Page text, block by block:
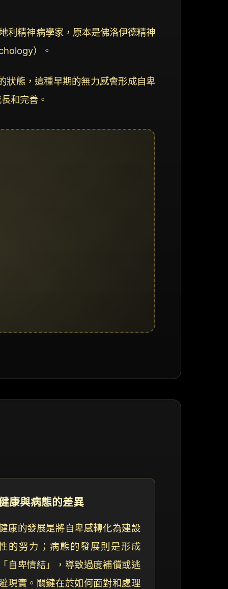
利精神病學家，原本是佛洛伊德精神
）。
狀態，這種早期的無力感會形成自卑
和完善。
康與病態的差異
康的發展是將自卑感轉化為建設
的努力；病態的發展則是形成
自卑情結」，導致過度補償或逃
現實。關鍵在於如何面對和處理